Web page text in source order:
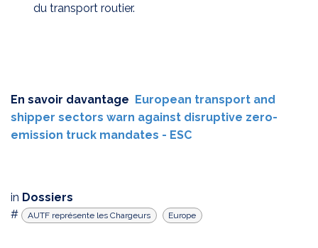
du transport routier.
En savoir davantage
European transport and
shipper sectors warn against disruptive zero-
emission truck mandates - ESC
in Dossiers
#
AUTF représente les Chargeurs Europe